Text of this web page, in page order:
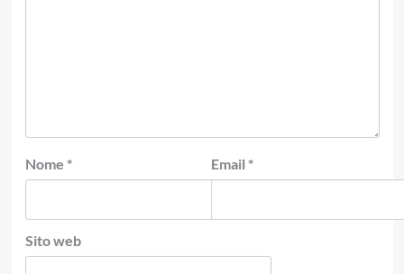
Nome * Email *
Sito web